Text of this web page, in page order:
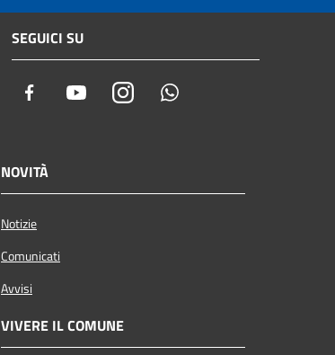
SEGUICI SU
Facebook Youtube Instagram
NOVITÀ
Notizie
Comunicati
Avvisi
VIVERE IL COMUNE